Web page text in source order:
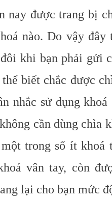
nay được trang bị
nào. Do vậy
khi bạn phải gửi
biết chắc được
nhắc sử dụng
cần dùng chìa
trong số ít khoá
vân tay, còn
lại cho bạn mức